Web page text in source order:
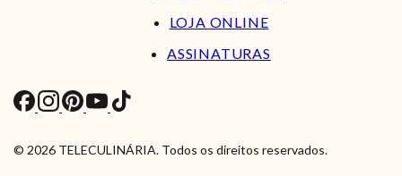
LOJA ONLINE
ASSINATURAS
© 2026 TELECULINÁRIA. Todos os direitos reservados.